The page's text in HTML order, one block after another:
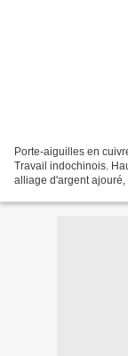
Porte-aiguilles en
Travail indochinois.
alliage d'argent ajouré,